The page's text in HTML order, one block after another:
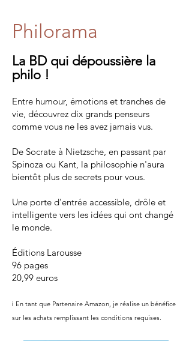
Philorama
La BD qui dépoussière la
philo !
Entre humour, émotions et tranches de
vie, découvrez dix grands penseurs
comme vous ne les avez jamais vus.
De Socrate à Nietzsche, en passant par
Spinoza ou Kant, la philosophie n'aura
bientôt plus de secrets pour vous.
Une porte d’entrée accessible, drôle et
intelligente vers les idées qui ont changé
le monde.
Éditions Larousse
96 pages
20,99 euros
ℹ️ En tant que Partenaire Amazon, je réalise un bénéfice
sur les achats remplissant les conditions requises.